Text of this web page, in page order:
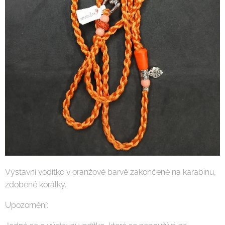
Výstavní vodítko v oranžové barvě zakončené na karabinu,
zdobené korálky.
Upozornění: